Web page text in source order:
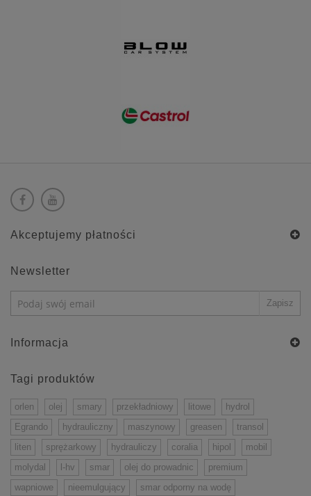
Akceptujemy płatności
Newsletter
Informacja
Tagi produktów
orlen olej smary przekładniowy litowe
hydrol
Egrando
hydrauliczny maszynowy greasen
transol
liten
sprężarkowy hydrauliczy coralia hipol
mobil
molydal
l-hv smar olej do prowadnic
premium
wapniowe
nieemulgujący smar odporny na wodę